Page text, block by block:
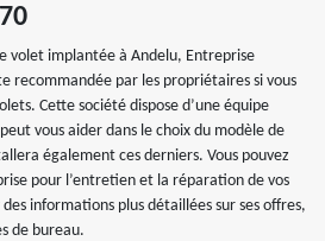
volet implantée à Andelu, Entreprise
recommandée par les propriétaires si vous
Cette société dispose d’une équipe
vous aider dans le choix du modèle de
également ces derniers. Vous pouvez
pour l’entretien et la réparation de vos
informations plus détaillées sur ses offres,
de bureau.